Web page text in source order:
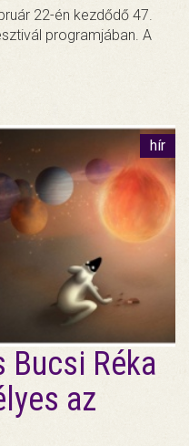
22-én kezdődő 47.
programjában. A
hír
Bucsi Réka
az